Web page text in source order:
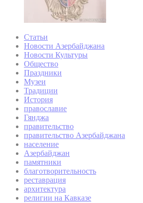
Статьи
Новости Азербайджана
Новости Культуры
Общество
Праздники
Музеи
Традиции
История
православие
Гянджа
правительство
правительство Азербайджана
население
Азербайджан
памятники
благотворительность
реставрация
архитектура
религии на Кавказе